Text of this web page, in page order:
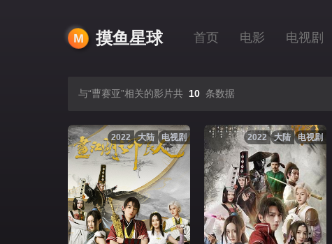
摸鱼星球 首页 电影 电视剧
与“曹赛亚”相关的影片共 10 条数据
电视剧
大陆
2022 电视剧
大陆
2022